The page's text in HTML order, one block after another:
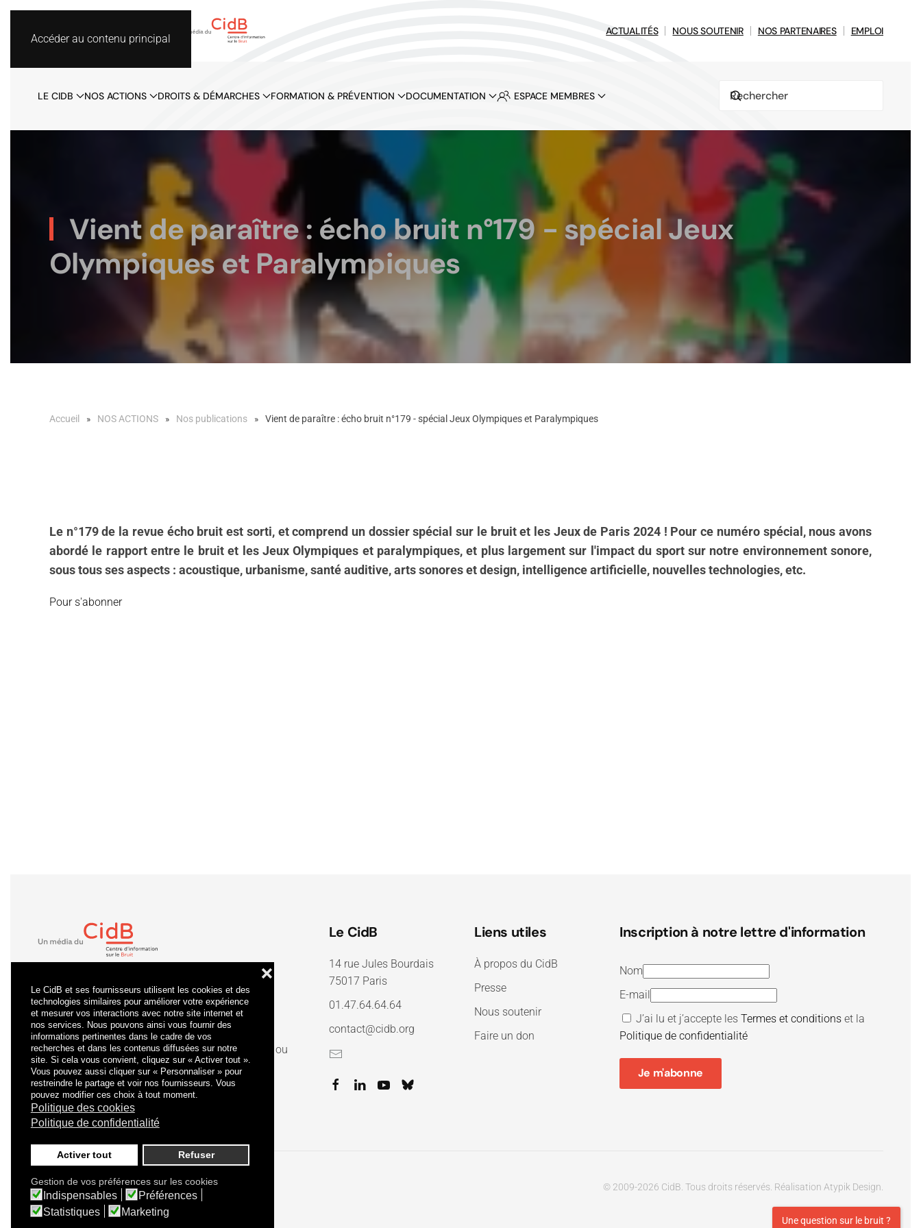
Le CidB et ses fournisseurs utilisent les cookies et des
technologies similaires pour améliorer votre expérience
et mesurer vos interactions avec notre site internet et
nos services. Nous pouvons ainsi vous fournir des
informations pertinentes dans le cadre de vos
recherches et dans les contenus diffusées sur notre
site. Si cela vous convient, cliquez sur « Activer tout ».
Vous pouvez aussi cliquer sur « Personnaliser » pour
restreindre le partage et voir nos fournisseurs. Vous
pouvez modifier ces choix à tout moment.
Politique des cookies
Politique de confidentialité
Activer tout Refuser
❌
Gestion de vos préférences sur les cookies
Indispensables
Préférences
Statistiques
Marketing
Accéder au contenu principal
ACTUALITÉS NOUS SOUTENIR NOS PARTENAIRES EMPLOI
LE CIDB NOS ACTIONS DROITS & DÉMARCHES FORMATION & PRÉVENTION DOCUMENTATION ESPACE MEMBRES
Vient de paraître : écho bruit n°179 - spécial Jeux
Olympiques et Paralympiques
Accueil NOS ACTIONS Nos publications Vient de paraître : écho bruit n°179 - spécial Jeux Olympiques et Paralympiques
Le n°179 de la revue écho bruit est sorti, et comprend un dossier spécial sur le bruit et les Jeux de Paris 2024 ! Pour ce numéro spécial, nous avons
abordé le rapport entre le bruit et les Jeux Olympiques et paralympiques, et plus largement sur l'impact du sport sur notre environnement sonore,
sous tous ses aspects : acoustique, urbanisme, santé auditive, arts sonores et design, intelligence artificielle, nouvelles technologies, etc.
Pour s'abonner
Lacertification qualité a été délivrée au titre de la ou
des catégories d'actions suivantes : actions de
formation.
Le CidB
14 rue Jules Bourdais
75017 Paris
01.47.64.64.64
contact@cidb.org
Liens utiles
À propos du CidB
Presse
Nous soutenir
Faire un don
Inscription à notre lettre d'information
Nom
E-mail
J’ai lu et j’accepte lesTermes et conditions et la
Politique de confidentialité
Je m'abonne
Politique de confidentialité Mentions légales © 2009-2026 CidB. Tous droits réservés. Réalisation Atypik Design
Une question sur le bruit ?